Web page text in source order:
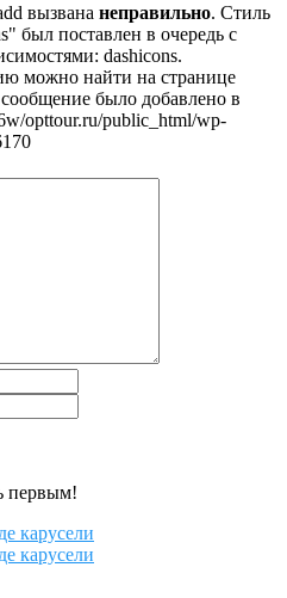
вызвана неправильно. Стиль
был поставлен в очередь с
dashicons.
можно найти на странице
было добавлено в
opttour.ru/public_html/wp-
первым!